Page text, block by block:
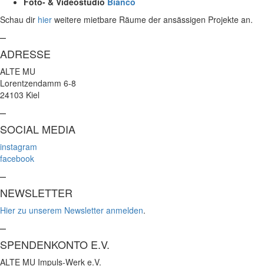
Schau dir hier weitere mietbare Räume der ansässigen Projekte an.
–
ADRESSE
ALTE MU
Lorentzendamm 6-8
24103 Kiel
–
SOCIAL MEDIA
instagram
facebook
–
NEWSLETTER
Hier zu unserem Newsletter anmelden.
–
SPENDENKONTO E.V.
ALTE MU Impuls-Werk e.V.